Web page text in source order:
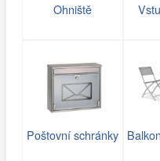
Ohniště
Poštovní schránky